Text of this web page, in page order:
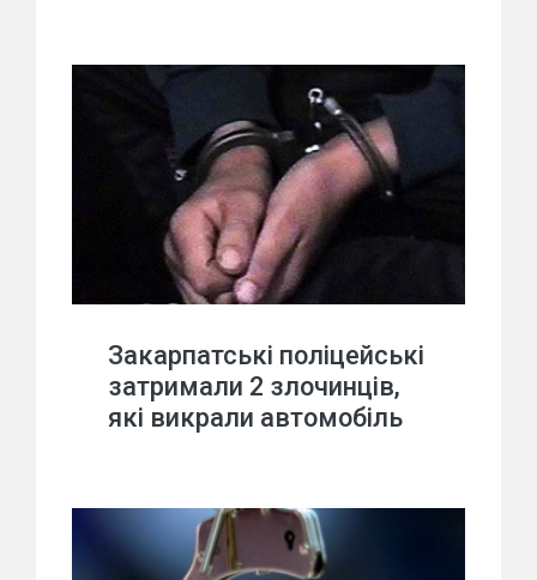
Закарпатські поліцейські
затримали 2 злочинців,
які викрали автомобіль